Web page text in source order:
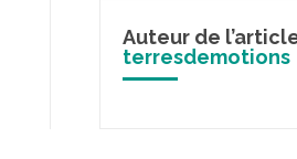
Auteur de
terresdemotions